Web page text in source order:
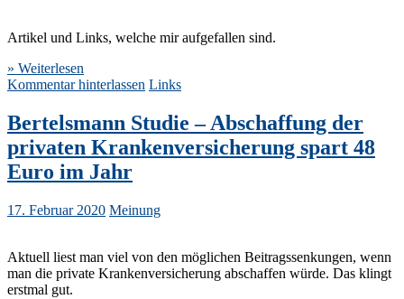
Artikel und Links, welche mir aufgefallen sind.
» Weiterlesen
Kommentar hinterlassen Links
Bertelsmann Studie – Abschaffung der
privaten Krankenversicherung spart 48
Euro im Jahr
17. Februar 2020 Meinung
Aktuell liest man viel von den möglichen Beitragssenkungen, wenn
man die private Krankenversicherung abschaffen würde. Das klingt
erstmal gut.